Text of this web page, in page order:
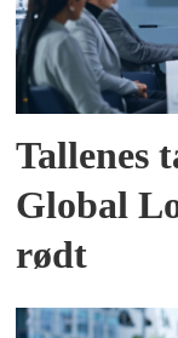
Tallenes
Global
rødt